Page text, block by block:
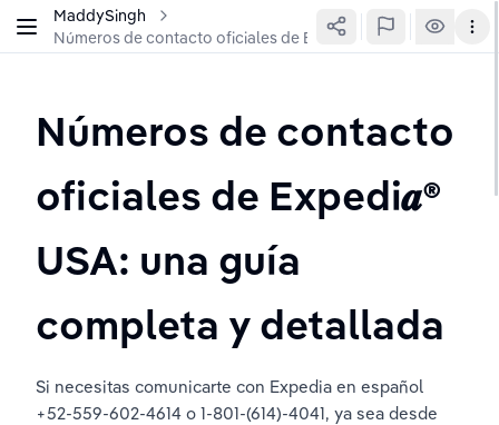
MaddySingh
Números de contacto oficiales de Expedi𝒂® USA: una guía
Números de contacto
oficiales de Expedi𝒂®
USA: una guía
completa y detallada
Si necesitas comunicarte con Expedia en español
+52-559-602-4614 o 1-801-(614)-4041, ya sea desde